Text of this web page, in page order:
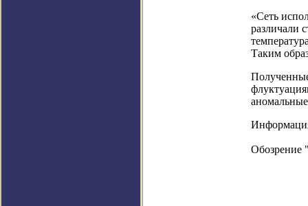
«Сеть
различали
Таким
Обозрение